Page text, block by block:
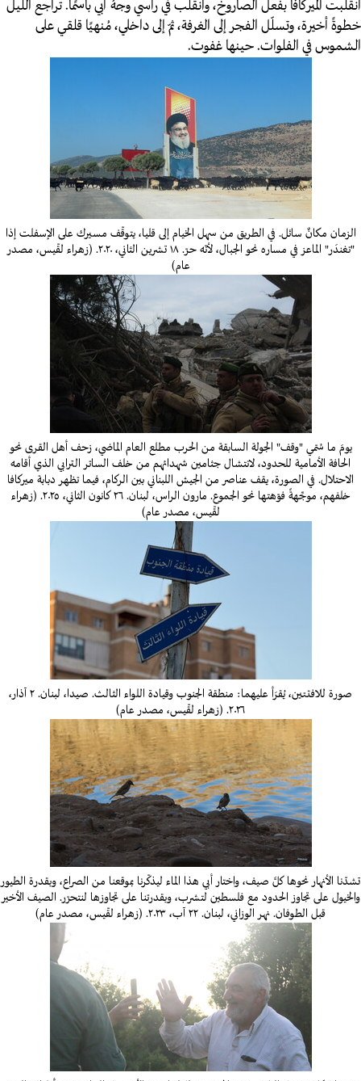
انقلبت الميركافا بفعل الصاروخ، وانقلب في رأسي وجهُ أبي باسمًا. تراجع الليل
خطوةً أخيرة، وتسلّل الفجر إلى الغرفة، ثمّ إلى داخلي، مُنهيًا قلقي على
الشموس في الفلوات. حينها غفوت.
الزمان مكانٌ سائل. في الطريق من سهل الخيام إلى قليا، يتوقّف مسيرك على الإسفلت إذا
"تغندَر" الماعز في مساره نحو الجبال، لأنّه حرّ. ١٨ تشرين الثاني، ٢٠٢٠. (زهراء لقّيس، مصدر
عام)
يومَ ما سُمّي "وقف" الجولة السابقة من الحرب مطلع العام الماضي، زحف أهل القرى نحو
الحافة الأمامية للحدود، لانتشال جثامين شهدائهم من خلف الساتر الترابي الذي أقامه
الاحتلال. في الصورة، يقف عناصر من الجيش اللبناني بين الركام، فيما تظهر دبابة ميركافا
خلفهم، موجِّهةً فوّهتها نحو الجموع. مارون الراس، لبنان. ٢٦ كانون الثاني، ٢٠٢٥. (زهراء
لقّيس، مصدر عام)
صورة للافتتين، يُقرَأ عليهما: منطقة الجنوب وقيادة اللواء الثالث. صيدا، لبنان. ٢ آذار،
٢٠٢٦. (زهراء لقّيس، مصدر عام)
تشدّنا الأنهار نحوها كلَّ صيف، واختار أبي هذا الماء ليذكّرنا بموقعنا من الصراع، وبقدرة الطيور
والخيول على تجاوز الحدود مع فلسطين لتشرب، وبقدرتنا على تجاوزها لنتحرّر. الصيف الأخير
قبل الطوفان. نهر الوزاني، لبنان. ٢٢ آب، ٢٠٢٣. (زهراء لقّيس، مصدر عام)